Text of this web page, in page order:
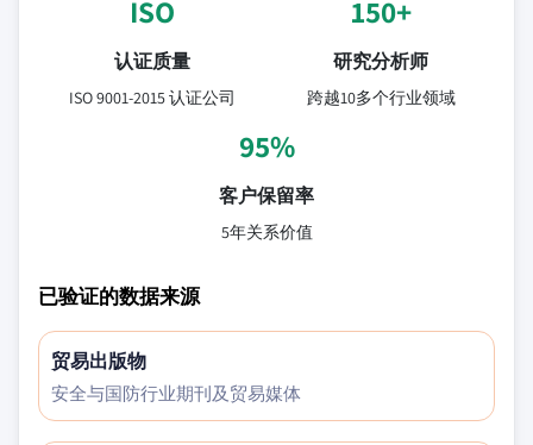
ISO
认证质量
ISO 9001-2015 认证公司
150+
研究分析师
跨越10多个行业领域
95%
客户保留率
5年关系价值
已验证的数据来源
贸易出版物
安全与国防行业期刊及贸易媒体